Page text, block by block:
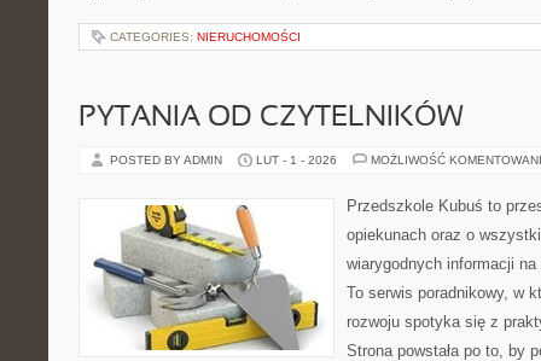
CATEGORIES: NIERUCHOMOŚCI
PYTANIA OD CZYTELNIKÓW
POSTED BY ADMIN LUT - 1 - 2026 MOŻLIWOŚĆ
Przedszkole Kubuś to
opiekunach oraz o
wiarygodnych informacji
To serwis poradnikowy, w
rozwoju spotyka się z
Strona powstała po to, by